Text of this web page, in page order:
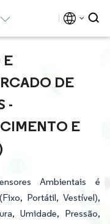
E
DE
-
E
Ambientais é
Portátil, Vestível),
Umidade, Pressão,